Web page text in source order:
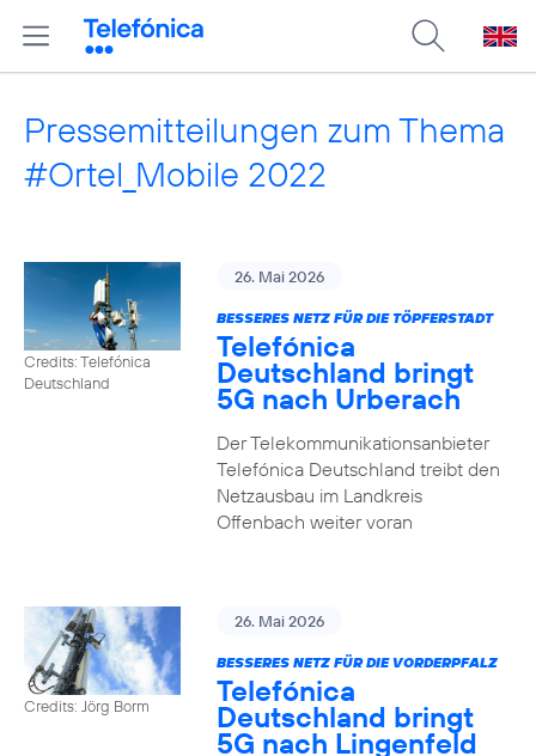
Pressemitteilungen zum Thema
#Ortel_Mobile 2022
Credits: Telefónica
Deutschland
26. Mai 2026
BESSERES NETZ FÜR DIE TÖPFERSTADT
Telefónica
Deutschland bringt
5G nach Urberach
Der Telekommunikationsanbieter
Telefónica Deutschland treibt den
Netzausbau im Landkreis
Offenbach weiter voran
Credits: Jörg Borm
26. Mai 2026
BESSERES NETZ FÜR DIE VORDERPFALZ
Telefónica
Deutschland bringt
5G nach Lingenfeld